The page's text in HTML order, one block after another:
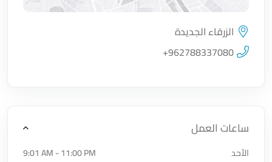
اضغط لتحميل الموقع
الزرقاء الجديدة
+962788337080
ساعات العمل
الأحد
9:01 AM - 11:00 PM